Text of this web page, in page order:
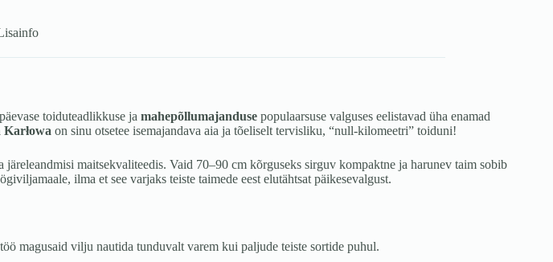
toiduteadlikkuse ja mahepõllumajanduse populaarsuse valguses eelistavad üha enamad
Karłowa on sinu otsetee isemajandava aia ja tõeliselt tervisliku, “null-kilomeetri” toiduni!
maitsekvaliteedis. Vaid 70–90 cm kõrguseks sirguv kompaktne ja harunev taim sobib
ilma et see varjaks teiste taimede eest elutähtsat päikesevalgust.
magusaid vilju nautida tunduvalt varem kui paljude teiste sortide puhul.